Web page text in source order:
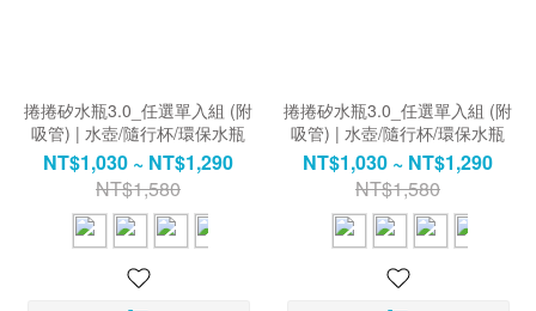
捲捲矽水瓶3.0_任選單入組 (附
吸管) | 水壺/隨行杯/環保水瓶
NT$1,030 ~ NT$1,290
NT$1,580
捲捲矽水瓶3.0_任選單入組 (附
吸管) | 水壺/隨行杯/環保水瓶
NT$1,030 ~ NT$1,290
NT$1,580